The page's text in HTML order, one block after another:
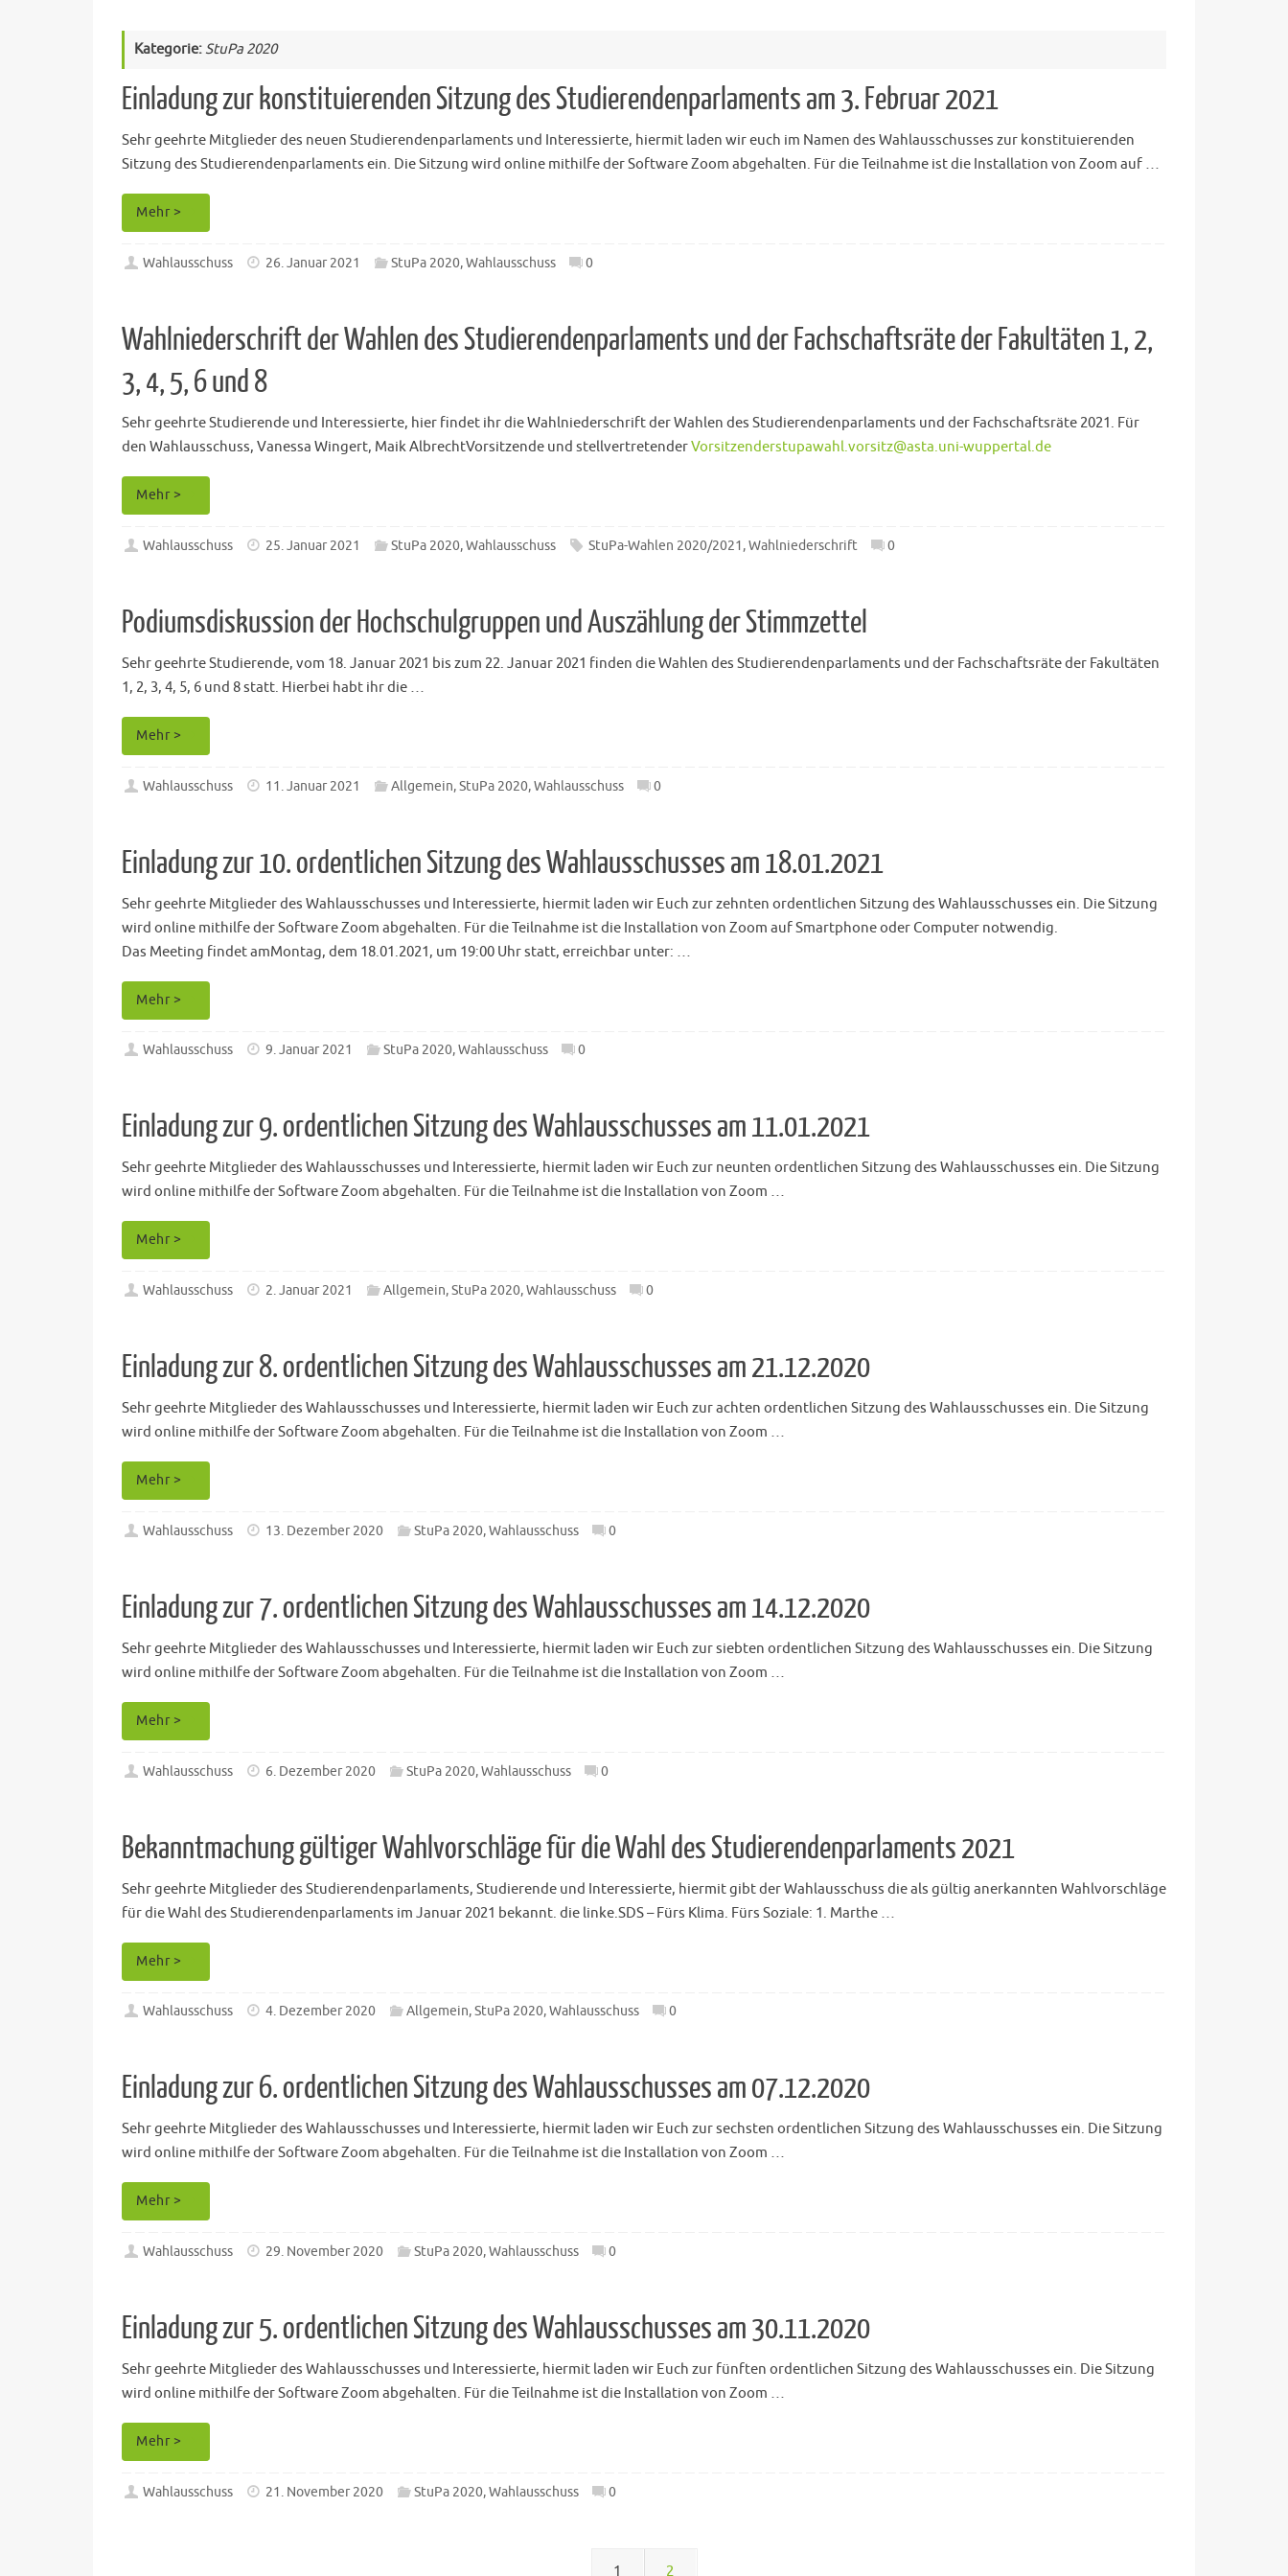
Kategorie:StuPa 2020
Einladung zur konstituierenden Sitzung des Studierendenparlaments am 3. Februar 2021
Sehr geehrte Mitglieder des neuen Studierendenparlaments und Interessierte, hiermit laden wir euch im Namen des Wahlausschusses zur konstituierenden
Sitzung des Studierendenparlaments ein. Die Sitzung wird online mithilfe der Software Zoom abgehalten. Für die Teilnahme ist die Installation von Zoom auf …
Mehr >
Wahlausschuss 26. Januar 2021 StuPa 2020,Wahlausschuss 0
Wahlniederschrift der Wahlen des Studierendenparlaments und der Fachschaftsräte der Fakultäten 1, 2,
3, 4, 5, 6 und 8
Sehr geehrte Studierende und Interessierte, hier findet ihr die Wahlniederschrift der Wahlen des Studierendenparlaments und der Fachschaftsräte 2021. Für
den Wahlausschuss, Vanessa Wingert, Maik AlbrechtVorsitzende und stellvertretenderVorsitzenderstupawahl.vorsitz@asta.uni-wuppertal.de
Mehr >
Wahlausschuss 25. Januar 2021 StuPa 2020,Wahlausschuss StuPa-Wahlen 2020/2021,Wahlniederschrift 0
Podiumsdiskussion der Hochschulgruppen und Auszählung der Stimmzettel
Sehr geehrte Studierende, vom 18. Januar 2021 bis zum 22. Januar 2021 finden die Wahlen des Studierendenparlaments und der Fachschaftsräte der Fakultäten
1, 2, 3, 4, 5, 6 und 8 statt. Hierbei habt ihr die …
Mehr >
Wahlausschuss 11. Januar 2021 Allgemein,StuPa 2020,Wahlausschuss 0
Einladung zur 10. ordentlichen Sitzung des Wahlausschusses am 18.01.2021
Sehr geehrte Mitglieder des Wahlausschusses und Interessierte, hiermit laden wir Euch zur zehnten ordentlichen Sitzung des Wahlausschusses ein. Die Sitzung
wird online mithilfe der Software Zoom abgehalten. Für die Teilnahme ist die Installation von Zoom auf Smartphone oder Computer notwendig.
Das Meeting ﬁndet amMontag, dem 18.01.2021, um 19:00 Uhr statt, erreichbar unter: …
Mehr >
Wahlausschuss 9. Januar 2021 StuPa 2020,Wahlausschuss 0
Einladung zur 9. ordentlichen Sitzung des Wahlausschusses am 11.01.2021
Sehr geehrte Mitglieder des Wahlausschusses und Interessierte, hiermit laden wir Euch zur neunten ordentlichen Sitzung des Wahlausschusses ein. Die Sitzung
wird online mithilfe der Software Zoom abgehalten. Für die Teilnahme ist die Installation von Zoom …
Mehr >
Wahlausschuss 2. Januar 2021 Allgemein,StuPa 2020,Wahlausschuss 0
Einladung zur 8. ordentlichen Sitzung des Wahlausschusses am 21.12.2020
Sehr geehrte Mitglieder des Wahlausschusses und Interessierte, hiermit laden wir Euch zur achten ordentlichen Sitzung des Wahlausschusses ein. Die Sitzung
wird online mithilfe der Software Zoom abgehalten. Für die Teilnahme ist die Installation von Zoom …
Mehr >
Wahlausschuss 13. Dezember 2020 StuPa 2020,Wahlausschuss 0
Einladung zur 7. ordentlichen Sitzung des Wahlausschusses am 14.12.2020
Sehr geehrte Mitglieder des Wahlausschusses und Interessierte, hiermit laden wir Euch zur siebten ordentlichen Sitzung des Wahlausschusses ein. Die Sitzung
wird online mithilfe der Software Zoom abgehalten. Für die Teilnahme ist die Installation von Zoom …
Mehr >
Wahlausschuss 6. Dezember 2020 StuPa 2020,Wahlausschuss 0
Bekanntmachung gültiger Wahlvorschläge für die Wahl des Studierendenparlaments 2021
Sehr geehrte Mitglieder des Studierendenparlaments, Studierende und Interessierte, hiermit gibt der Wahlausschuss die als gültig anerkannten Wahlvorschläge
für die Wahl des Studierendenparlaments im Januar 2021 bekannt. die linke.SDS – Fürs Klima. Fürs Soziale: 1. Marthe …
Mehr >
Wahlausschuss 4. Dezember 2020 Allgemein,StuPa 2020,Wahlausschuss 0
Einladung zur 6. ordentlichen Sitzung des Wahlausschusses am 07.12.2020
Sehr geehrte Mitglieder des Wahlausschusses und Interessierte, hiermit laden wir Euch zur sechsten ordentlichen Sitzung des Wahlausschusses ein. Die Sitzung
wird online mithilfe der Software Zoom abgehalten. Für die Teilnahme ist die Installation von Zoom …
Mehr >
Wahlausschuss 29. November 2020 StuPa 2020,Wahlausschuss 0
Einladung zur 5. ordentlichen Sitzung des Wahlausschusses am 30.11.2020
Sehr geehrte Mitglieder des Wahlausschusses und Interessierte, hiermit laden wir Euch zur fünften ordentlichen Sitzung des Wahlausschusses ein. Die Sitzung
wird online mithilfe der Software Zoom abgehalten. Für die Teilnahme ist die Installation von Zoom …
Mehr >
Wahlausschuss 21. November 2020 StuPa 2020,Wahlausschuss 0
1 2